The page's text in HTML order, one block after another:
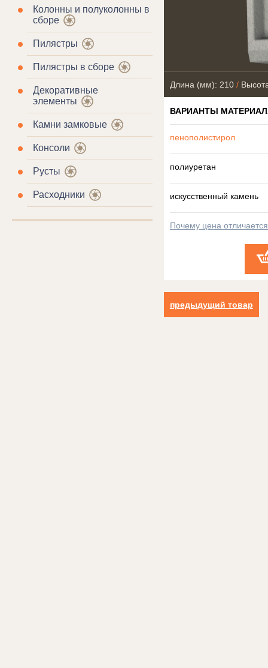
Колонны и полуколонны в
сборе
Пилястры
Пилястры в сборе
Декоративные
элементы
Камни замковые
Консоли
Русты
Расходники
Длина (мм): 210/
ВАРИАНТЫ
пенополистирол
полиуретан
искусственный камень
Почему цена
предыдущий товар